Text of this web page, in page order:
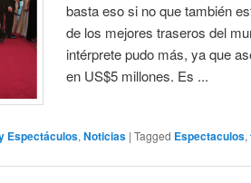
basta eso si no que también
de los mejores traseros del
intérprete pudo más, ya que
en US$5 millones. Es ...
Espectáculos,Noticias |Tagged Espectaculos,